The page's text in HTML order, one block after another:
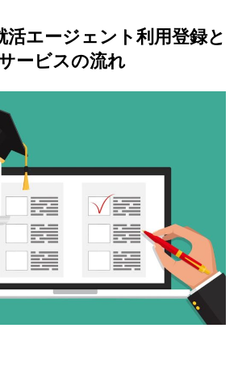
活エージェント利用登録と
ービスの流れ